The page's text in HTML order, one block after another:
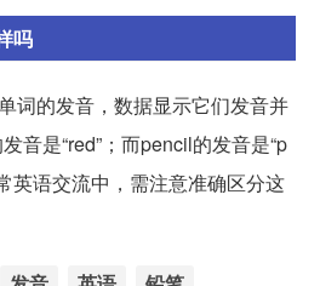
吗
词的发音，数据显示它们发音并
音是“red”；而pencil的发音是“p
英语交流中，需注意准确区分这